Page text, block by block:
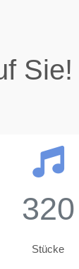
Sie!
320
Stücke